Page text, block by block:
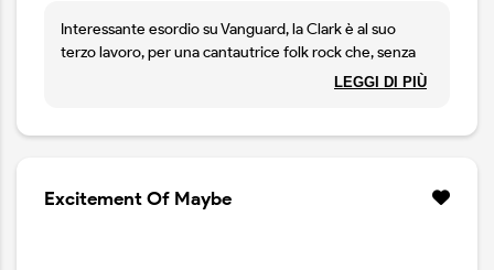
Interessante esordio su Vanguard, la Clark è al suo
terzo lavoro, per una cantautrice folk rock che, senza
promozioni di sorta, si è affacciata presso il grande
LEGGI DI PIÙ
Excitement Of Maybe